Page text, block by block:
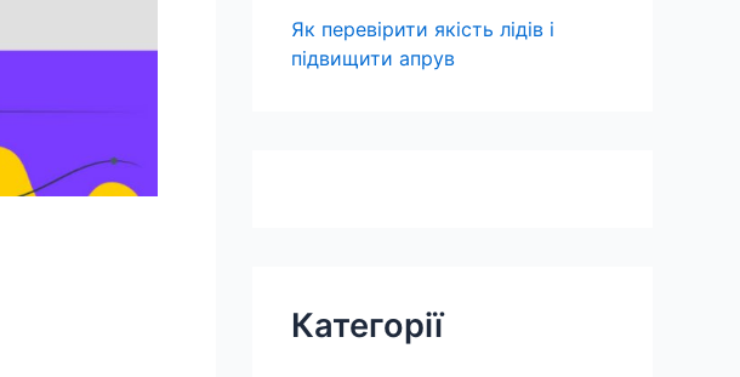
Як перевірити якість лідів і
підвищити апрув
Категорії